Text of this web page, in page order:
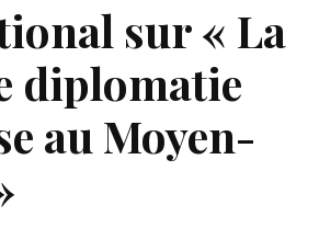
sur « La
diplomatie
au Moyen-